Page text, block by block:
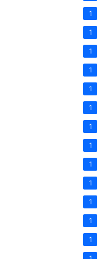
1
1
1
1
1
1
1
1
1
1
1
1
1